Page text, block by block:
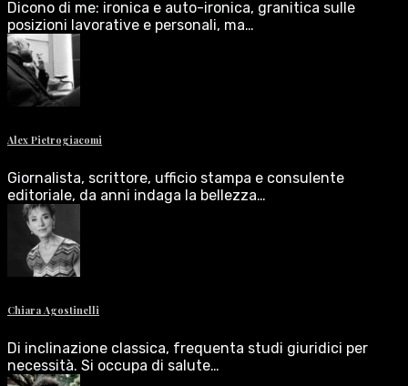
Dicono di me: ironica e auto-ironica, granitica sulle
posizioni lavorative e personali, ma…
Alex Pietrogiacomi
Giornalista, scrittore, ufficio stampa e consulente
editoriale, da anni indaga la bellezza…
Chiara Agostinelli
Di inclinazione classica, frequenta studi giuridici per
necessità. Si occupa di salute…